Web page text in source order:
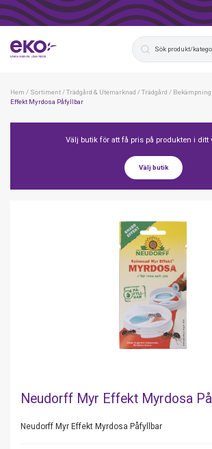
Hem / Sortiment/Trädgård & Utemarknad /Trädgård /
Effekt Myrdosa Påfyllbar
Välj butik för att få pris på produkten i ditt
Välj butik
Neudorff Myr Effekt Myrdosa
Neudorff Myr Effekt Myrdosa Påfyllbar